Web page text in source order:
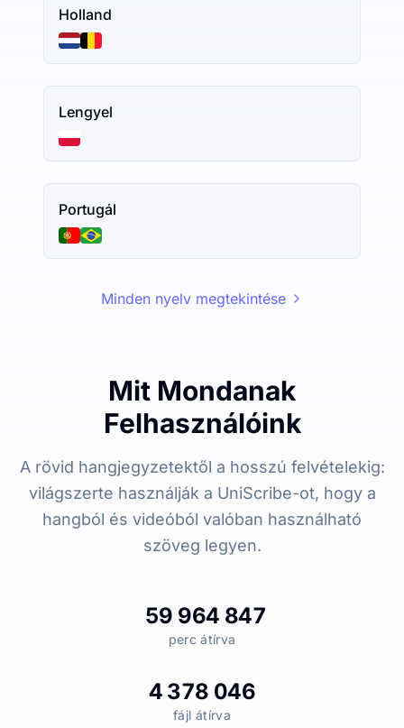
Holland
Lengyel
Portugál
Minden nyelv megtekintése
Mit Mondanak
Felhasználóink
A rövid hangjegyzetektől a hosszú felvételekig:
világszerte használják a UniScribe-ot, hogy a
hangból és videóból valóban használható
szöveg legyen.
59 964 847
perc átírva
4 378 046
fájl átírva